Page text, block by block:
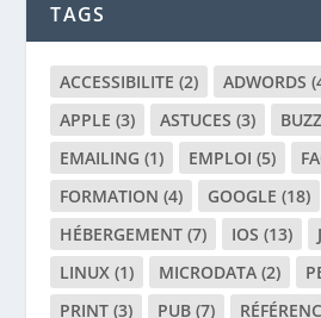
HÉBERGEMENT
LINUX(1) MICRODATA(2)
PRINT(3) PUB(7)
RÉSEAUX SOCIAUX(8)
SÉCURITÉ(7) TWITTER(5)
UBUNTU(1) WEBDESIGN(5)
YOUTUBE(3)